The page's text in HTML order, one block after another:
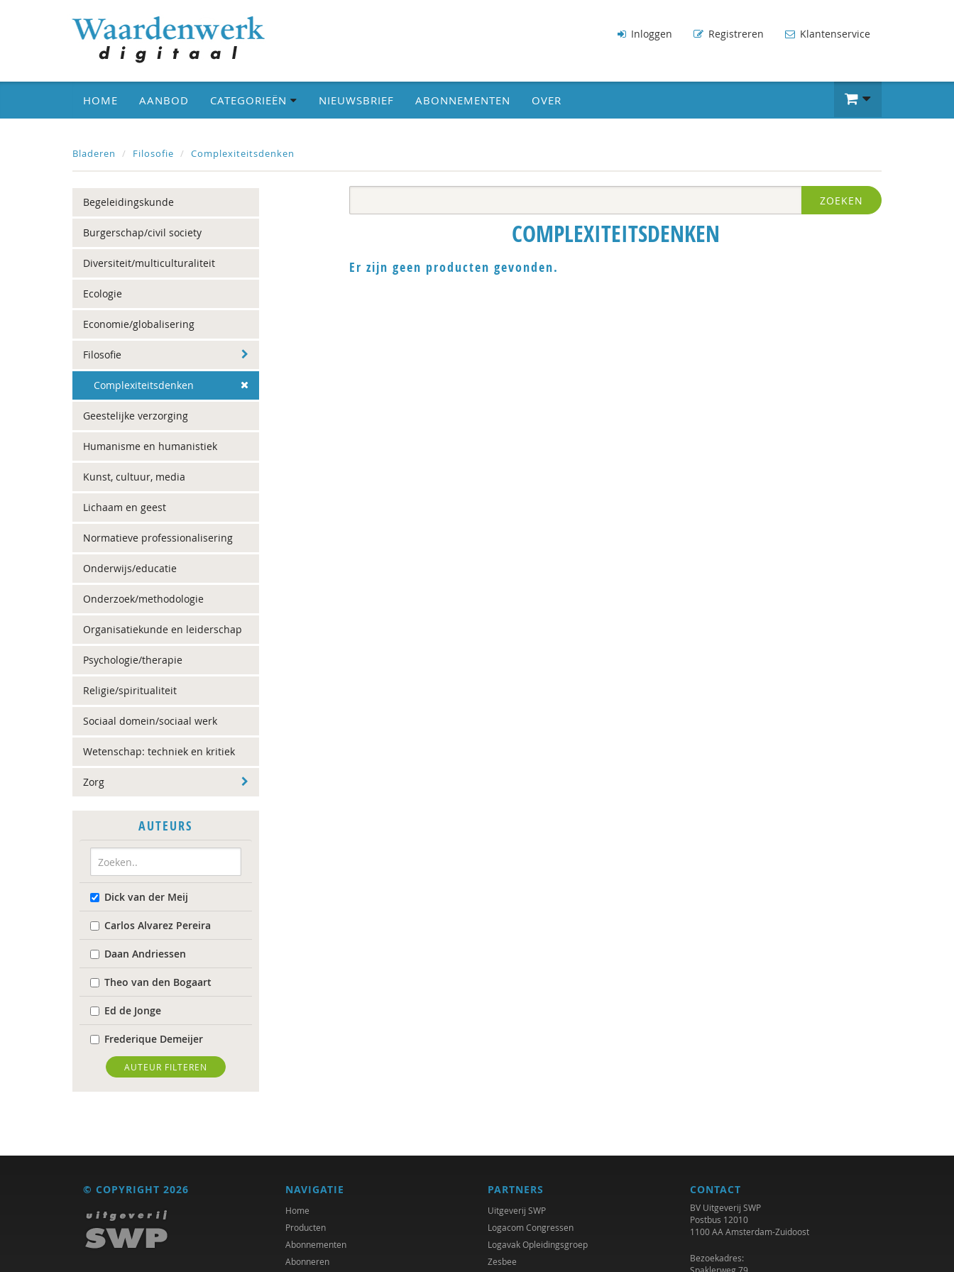
Inloggen Registreren Klantenservice
HOME AANBOD CATEGORIEËN NIEUWSBRIEF ABONNEMENTEN OVER
Bladeren Filosofie Complexiteitsdenken
Begeleidingskunde
Burgerschap/civil society
Diversiteit/multiculturaliteit
Ecologie
Economie/globalisering
Filosofie
Complexiteitsdenken
Geestelijke verzorging
Humanisme en humanistiek
Kunst, cultuur, media
Lichaam en geest
Normatieve professionalisering
Onderwijs/educatie
Onderzoek/methodologie
Organisatiekunde en leiderschap
Psychologie/therapie
Religie/spiritualiteit
Sociaal domein/sociaal werk
Wetenschap: techniek en kritiek
Zorg
AUTEURS
Dick van der Meij
Carlos Alvarez Pereira
Daan Andriessen
Theo van den Bogaart
Ed de Jonge
Frederique Demeijer
Dr. Gaby Jacobs
Rob Hundman
Marije Klomp
Harry Kunneman
George Lengkeek
AUTEUR FILTEREN
ZOEKEN
COMPLEXITEITSDENKEN
Er zijn geen producten gevonden.
© COPYRIGHT 2026 NAVIGATIE
Home
Producten
Abonnementen
Abonneren
PARTNERS
Uitgeverij SWP
Logacom Congressen
Logavak Opleidingsgroep
Zesbee
CONTACT
BV Uitgeverij SWP
Postbus 12010
1100 AA Amsterdam-Zuidoost
Bezoekadres: